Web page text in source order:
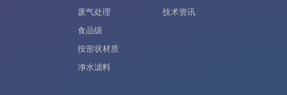
废气处理
食品级
按形状材质
净水滤料
技术资讯